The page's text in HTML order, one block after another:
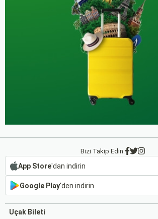
Bizi Takip Edin:
App Store'dan indirin
Google Play'den indirin
Uçak Bileti